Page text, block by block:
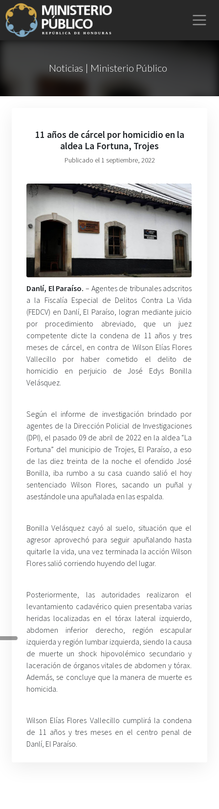
Noticias | Ministerio Público
11 años de cárcel por homicidio en la
aldea La Fortuna, Trojes
Publicado el 1 septiembre, 2022
Danlí, El Paraíso. – Agentes de tribunales adscritos
a la Fiscalía Especial de Delitos Contra La Vida
(FEDCV) en Danlí, El Paraíso, logran mediante juicio
por procedimiento abreviado, que un juez
competente dicte la condena de 11 años y tres
meses de cárcel, en contra de Wilson Elías Flores
Vallecillo por haber cometido el delito de
homicidio en perjuicio de José Edys Bonilla
Velásquez.
Según el informe de investigación brindado por
agentes de la Dirección Policial de Investigaciones
(DPI), el pasado 09 de abril de 2022 en la aldea “La
Fortuna” del municipio de Trojes, El Paraíso, a eso
de las diez treinta de la noche el ofendido José
Bonilla, iba rumbo a su casa cuando salió el hoy
sentenciado Wilson Flores, sacando un puñal y
asestándole una apuñalada en las espalda.
Bonilla Velásquez cayó al suelo, situación que el
agresor aprovechó para seguir apuñalando hasta
quitarle la vida, una vez terminada la acción Wilson
Flores salió corriendo huyendo del lugar.
Posteriormente, las autoridades realizaron el
levantamiento cadavérico quien presentaba varias
heridas localizadas en el tórax lateral izquierdo,
abdomen inferior derecho, región escapular
izquierda y región lumbar izquierda, siendo la causa
de muerte un shock hipovolémico secundario y
laceración de órganos vitales de abdomen y tórax.
Además, se concluye que la manera de muerte es
homicida.
Wilson Elías Flores Vallecillo cumplirá la condena
de 11 años y tres meses en el centro penal de
Danlí, El Paraíso.